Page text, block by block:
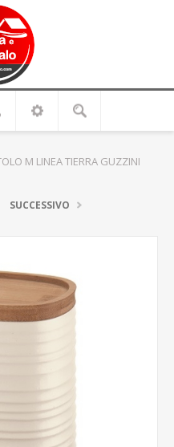
M LINEA TIERRA GUZZINI
SUCCESSIVO